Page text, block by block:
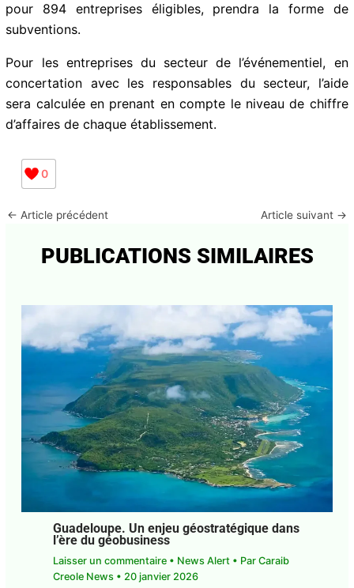
pour 894 entreprises éligibles, prendra la forme de
subventions.
Pour les entreprises du secteur de l’événementiel, en
concertation avec les responsables du secteur, l’aide
sera calculée en prenant en compte le niveau de chiffre
d’affaires de chaque établissement.
0
← Article précédent Article suivant →
PUBLICATIONS SIMILAIRES
Guadeloupe. Un enjeu géostratégique dans
l’ère du géobusiness
Laisser un commentaire • News Alert• Par Caraib
Creole News • 20 janvier 2026